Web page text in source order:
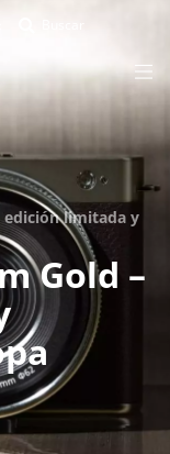
edición limitada y
Gold –